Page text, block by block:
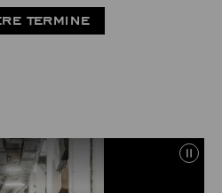
TERMINE